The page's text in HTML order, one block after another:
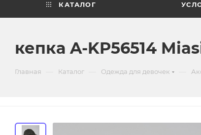
КАТАЛОГ
кепка A-KP56514
Главная Каталог Одежда для девочек